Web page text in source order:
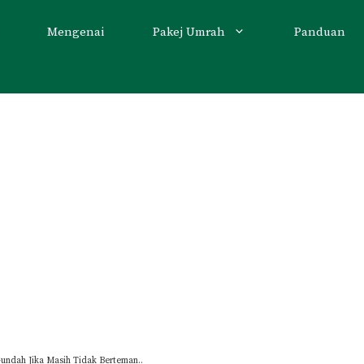
Mengenai Pakej Umrah Panduan
Jika Masih Tidak Berteman..